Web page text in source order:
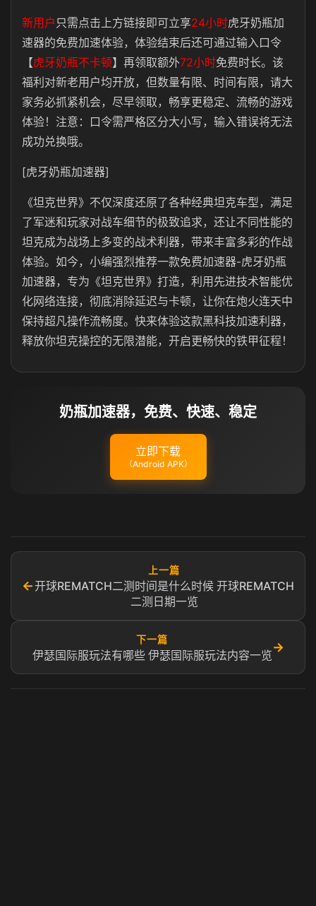
新用户 只需点击上方链接即可立享24小时虎牙奶瓶加
速器的免费加速体验，体验结束后还可通过输入口令
【虎牙奶瓶不卡顿】再领取额外72小时免费时长。该
福利对新老用户均开放，但数量有限、时间有限，请大
家务必抓紧机会，尽早领取，畅享更稳定、流畅的游戏
体验！注意：口令需严格区分大小写，输入错误将无法
成功兑换哦。
[虎牙奶瓶加速器]
《坦克世界》不仅深度还原了各种经典坦克车型，满足
了军迷和玩家对战车细节的极致追求，还让不同性能的
坦克成为战场上多变的战术利器，带来丰富多彩的作战
体验。如今，小编强烈推荐一款免费加速器-虎牙奶瓶
加速器，专为《坦克世界》打造，利用先进技术智能优
化网络连接，彻底消除延迟与卡顿，让你在炮火连天中
保持超凡操作流畅度。快来体验这款黑科技加速利器，
释放你坦克操控的无限潜能，开启更畅快的铁甲征程！
奶瓶加速器，免费、快速、稳定
立即下载
（Android APK）
←
上一篇
开球REMATCH二测时间是什么时候 开球REMATCH
二测日期一览
下一篇
伊瑟国际服玩法有哪些 伊瑟国际服玩法内容一览
→